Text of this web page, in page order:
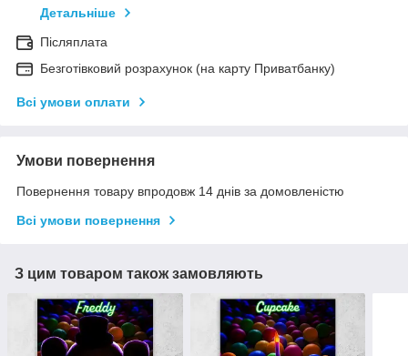
Детальніше
Післяплата
Безготівковий розрахунок (на карту Приватбанку)
Всі умови оплати
Умови повернення
Повернення товару впродовж 14 днів за домовленістю
Всі умови повернення
З цим товаром також замовляють